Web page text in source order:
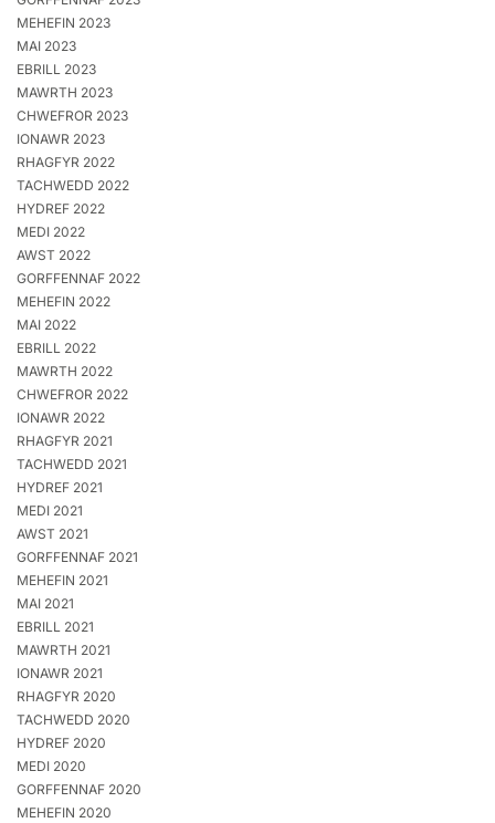
MEHEFIN 2023
MAI 2023
EBRILL 2023
MAWRTH 2023
CHWEFROR 2023
IONAWR 2023
RHAGFYR 2022
TACHWEDD 2022
HYDREF 2022
MEDI 2022
AWST 2022
GORFFENNAF 2022
MEHEFIN 2022
MAI 2022
EBRILL 2022
MAWRTH 2022
CHWEFROR 2022
IONAWR 2022
RHAGFYR 2021
TACHWEDD 2021
HYDREF 2021
MEDI 2021
AWST 2021
GORFFENNAF 2021
MEHEFIN 2021
MAI 2021
EBRILL 2021
MAWRTH 2021
IONAWR 2021
RHAGFYR 2020
TACHWEDD 2020
HYDREF 2020
MEDI 2020
GORFFENNAF 2020
MEHEFIN 2020